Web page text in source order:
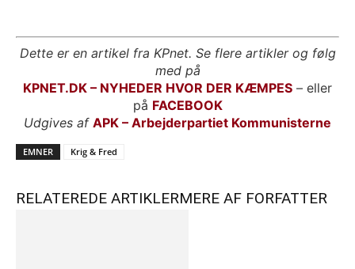
Dette er en artikel fra KPnet. Se flere artikler og følg
med på
KPNET.DK – NYHEDER HVOR DER KÆMPES – eller
på FACEBOOK
Udgives af APK – Arbejderpartiet Kommunisterne
EMNER Krig & Fred
RELATEREDE ARTIKLERMERE AF FORFATTER